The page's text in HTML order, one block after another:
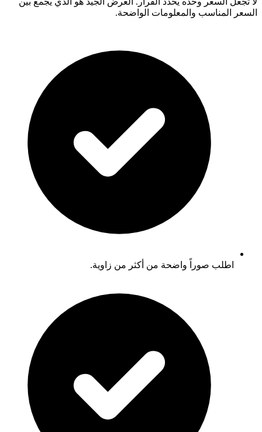
السعر المناسب والمعلومات الواضحة.
اطلب صوراً واضحة من أكثر من زاوية.